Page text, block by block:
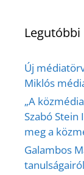
Legutóbbi
Új
Miklós
„A
Szabó
meg a
Galambos